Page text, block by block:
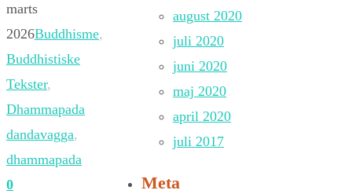
marts
2026Buddhisme,
Buddhistiske
Tekster,
Dhammapada
dandavagga,
dhammapada
0
august 2020
juli 2020
juni 2020
maj 2020
april 2020
juli 2017
Meta